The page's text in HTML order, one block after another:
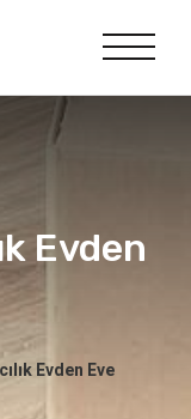
Evden
Evden Eve